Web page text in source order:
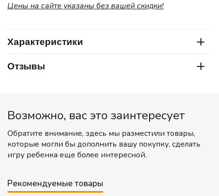
Цены на сайте указаны без вашей скидки!
Характеристики
Отзывы
Возможно, вас это заинтересует
Обратите внимание, здесь мы разместили товары,
которые могли бы дополнить вашу покупку, сделать
игру ребенка еще более интересной.
Рекомендуемые товары